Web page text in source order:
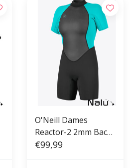
O'Neill Dames
Reactor-2 2mm Back
Zip S/S Spring Black
€99,99